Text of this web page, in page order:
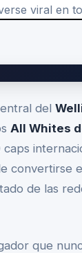
viral en
del
All Whites
caps
convertirse
de las
que